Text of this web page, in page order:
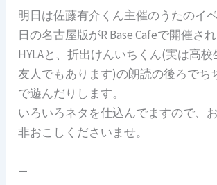
明日は佐藤有介くん主催のうたのイ
日の名古屋版がR Base Cafeで開催さ
HYLAと、折出けんいちくん(実は高
友人でもあります)の朗読の後ろでち
で遊んだりします。
いろいろネタを仕込んでますので、
非おこしくださいませ。
—